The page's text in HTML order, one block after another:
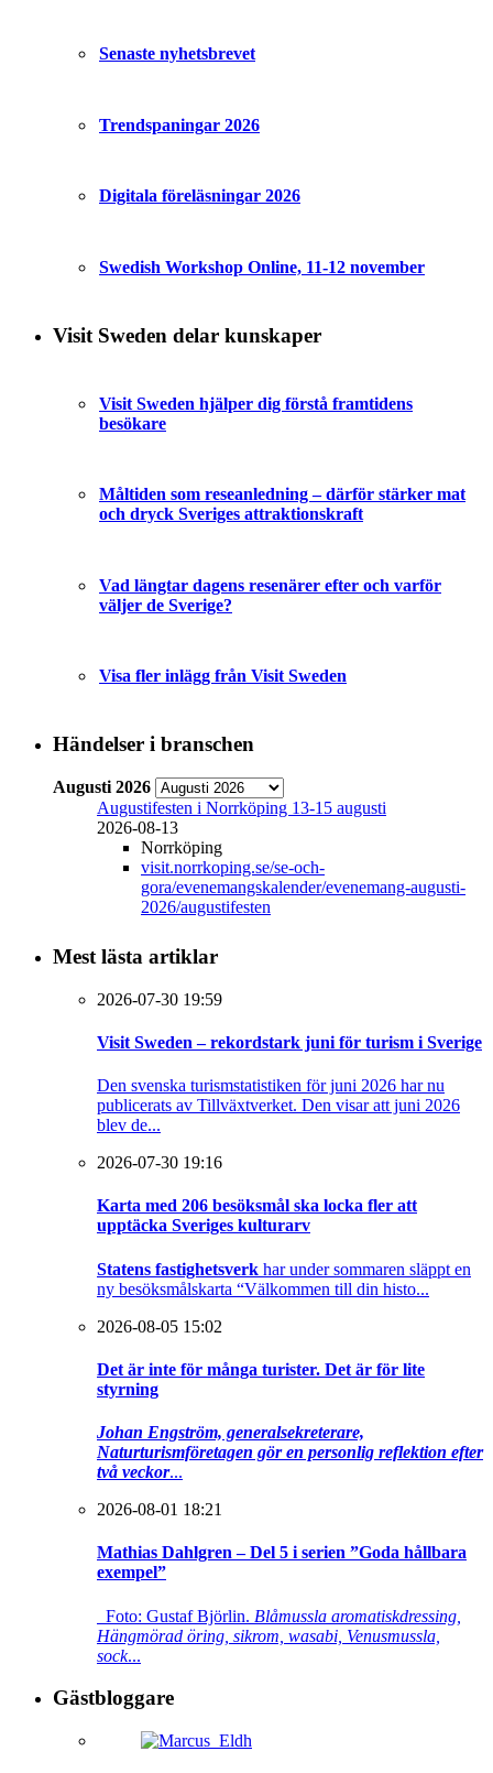
Senaste nyhetsbrevet
Trendspaningar 2026
Digitala föreläsningar 2026
Swedish Workshop Online, 11-12 november
Visit Sweden delar kunskaper
Visit Sweden hjälper dig förstå framtidens
besökare
Måltiden som reseanledning – därför stärker mat
och dryck Sveriges attraktionskraft
Vad längtar dagens resenärer efter och varför
väljer de Sverige?
Visa fler inlägg från Visit Sweden
Händelser i branschen
Augusti 2026
Augustifesten i Norrköping 13-15 augusti
2026-08-13
Norrköping
visit.norrkoping.se/se-och-
gora/evenemangskalender/evenemang-augusti-
2026/augustifesten
Mest lästa artiklar
2026-07-30 19:59
Visit Sweden – rekordstark juni för turism i Sverige
Den svenska turismstatistiken för juni 2026 har nu
publicerats av Tillväxtverket. Den visar att juni 2026
blev de...
2026-07-30 19:16
Karta med 206 besöksmål ska locka fler att
upptäcka Sveriges kulturarv
Statens fastighetsverk har under sommaren släppt en
ny besöksmålskarta “Välkommen till din histo...
2026-08-05 15:02
Det är inte för många turister. Det är för lite
styrning
Johan Engström, generalsekreterare,
Naturturismföretagen gör en personlig reflektion efter
två veckor...
2026-08-01 18:21
Mathias Dahlgren – Del 5 i serien ”Goda hållbara
exempel”
Foto: Gustaf Björlin. Blåmussla aromatiskdressing,
Hängmörad öring, sikrom, wasabi, Venusmussla,
sock...
Gästbloggare